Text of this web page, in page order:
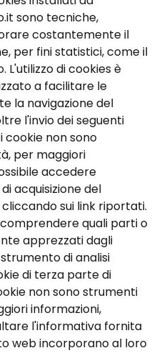
sono tecniche,
costantemente il
per fini statistici, come il
L'utilizzo di cookies è
a facilitare le
la navigazione del
l'invio dei seguenti
cookie non sono
per maggiori
accedere
acquisizione del
sui link riportati.
quali parti o
apprezzati dagli
di analisi
di terza parte di
non sono strumenti
informazioni,
l'informativa fornita
web incorporano al loro